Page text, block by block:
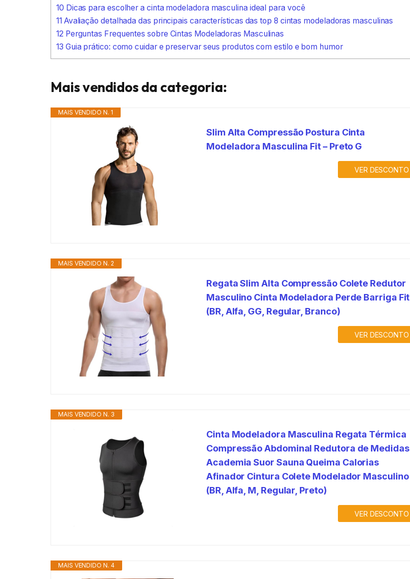
10 Dicas para escolher a cinta modeladora masculina ideal para você
11 Avaliação detalhada das principais características das top 8 cintas modeladoras masculinas
12 Perguntas Frequentes sobre Cintas Modeladoras Masculinas
13 Guia prático: como cuidar e preservar seus produtos com estilo e bom humor
Mais vendidos da categoria:
MAIS VENDIDO N. 1
Slim Alta Compressão Postura Cinta
Modeladora Masculina Fit – Preto G
VER DESCONTO
MAIS VENDIDO N. 2
Regata Slim Alta Compressão Colete Redutor
Masculino Cinta Modeladora Perde Barriga Fit
(BR, Alfa, GG, Regular, Branco)
VER DESCONTO
MAIS VENDIDO N. 3
Cinta Modeladora Masculina Regata Térmica
Compressão Abdominal Redutora de Medidas
Academia Suor Sauna Queima Calorias
Afinador Cintura Colete Modelador Masculino
(BR, Alfa, M, Regular, Preto)
VER DESCONTO
MAIS VENDIDO N. 4